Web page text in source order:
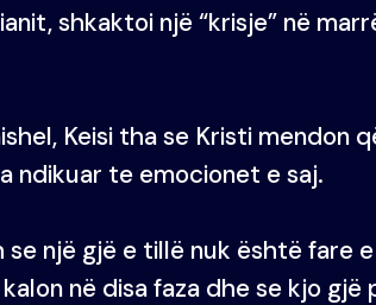
shkaktoi një “krisje” në
Keisi tha se Kristi mendon
ndikuar te emocionet e saj.
se një gjë e tillë nuk është fare
në disa faza dhe se kjo